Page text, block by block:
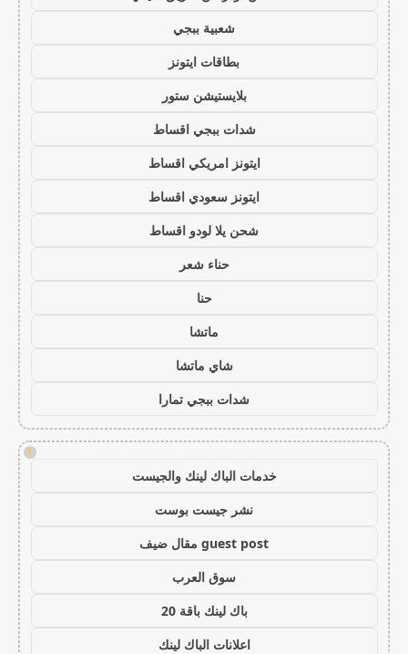
شعبية ببجي
بطاقات ايتونز
بلايستيشن ستور
شدات ببجي اقساط
ايتونز امريكي اقساط
ايتونز سعودي اقساط
شحن يلا لودو اقساط
حناء شعر
حنا
ماتشا
شاي ماتشا
شدات ببجي تمارا
!
خدمات الباك لينك والجيست
نشر جيست بوست
guest post مقال ضيف
سوق العرب
باك لينك باقة 20
اعلانات الباك لينك